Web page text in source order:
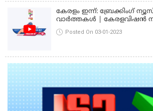
കേരളം ഇന്ന്: ബ്രേക്കിംഗ്
വാർത്തകൾ | കേരളവിഷൻ
Posted On 03-01-2023